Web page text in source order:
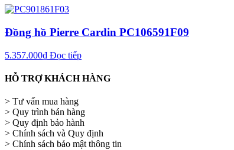
Đồng hồ Pierre Cardin PC106591F09
5.357.000₫ Đọc tiếp
HỖ TRỢ KHÁCH HÀNG
> Tư vấn mua hàng
> Quy trình bán hàng
> Quy định bảo hành
> Chính sách và Quy định
> Chính sách bảo mật thông tin